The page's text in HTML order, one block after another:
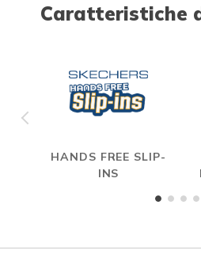
Caratteristiche
HANDS FREE SLIP-
INS